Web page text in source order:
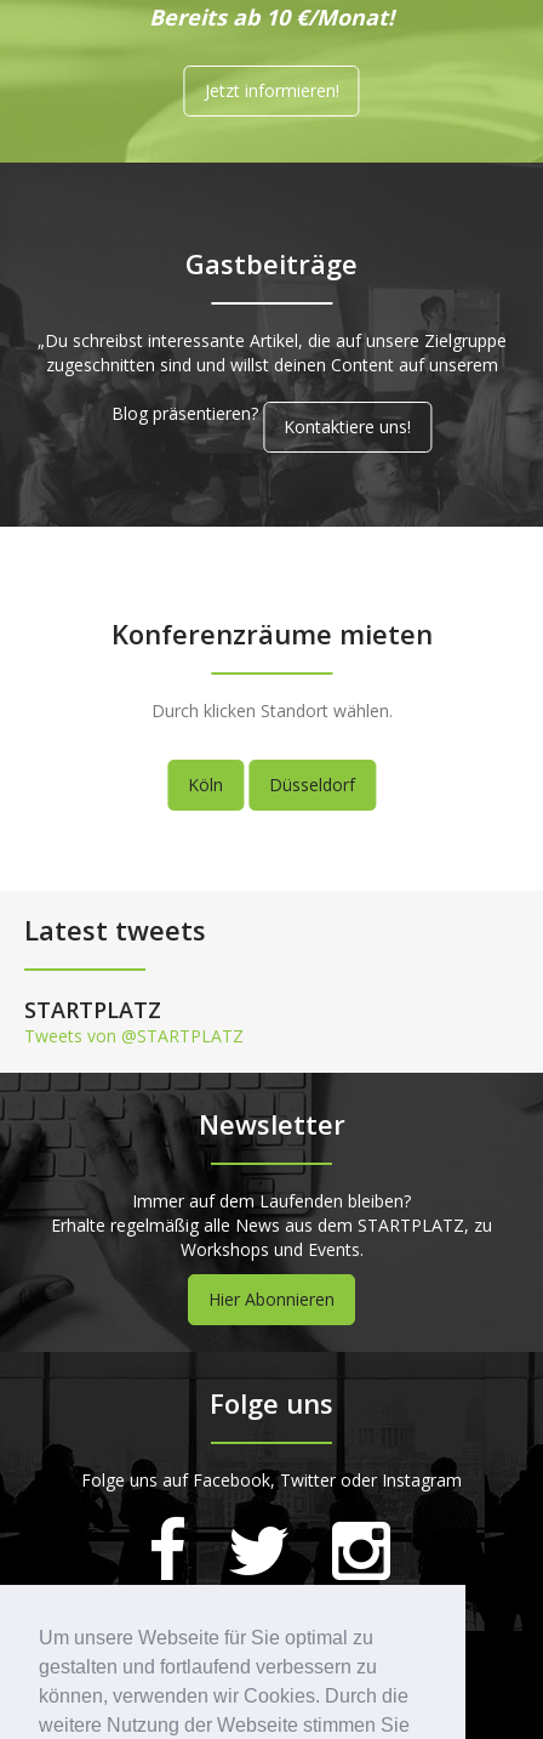
Um unsere Webseite für Sie optimal zu
gestalten und fortlaufend verbessern zu
können, verwenden wir Cookies. Durch die
weitere Nutzung der Webseite stimmen Sie
Bereits ab 10 €/Monat!
Jetzt informieren!
Gastbeiträge
„Du schreibst interessante Artikel, die auf unsere Zielgruppe
zugeschnitten sind und willst deinen Content auf unserem
Blog präsentieren?
Kontaktiere uns!
Konferenzräume mieten
Durch klicken Standort wählen.
Köln Düsseldorf
Latest tweets
STARTPLATZ
Tweets von @STARTPLATZ
Newsletter
Immer auf dem Laufenden bleiben?
Erhalte regelmäßig alle News aus dem STARTPLATZ, zu
Workshops und Events.
Hier Abonnieren
Folge uns
Folge uns auf Facebook, Twitter oder Instagram
STARTPLATZ
420Bewertungen auf ProvenExpert.com
Kontakt